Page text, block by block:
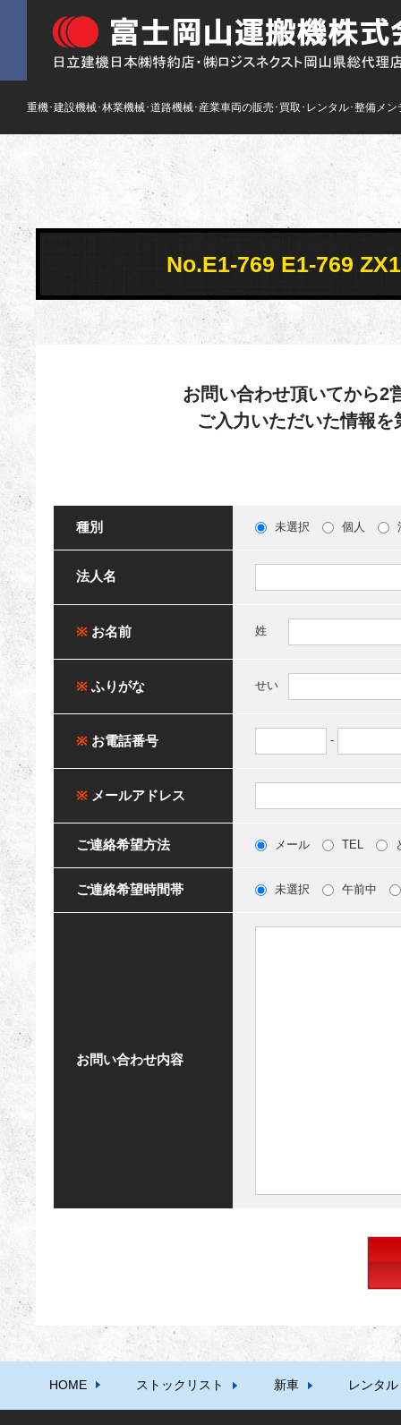
重機･建設機械･林業機械･道路機械･産業車両の販売･買取･レンタル･整備メン
No.E1-769 E1-769
お問い合わせ頂いてから2
ご入力いただいた情報
種別 未選択 個人
法人名
※ お名前 姓
※ ふりがな せい
※ お電話番号 -
※ メールアドレス
ご連絡希望方法 メール TEL
ご連絡希望時間帯 未選択 午前中
お問い合わせ内容
HOME ストックリスト 新車 レンタル